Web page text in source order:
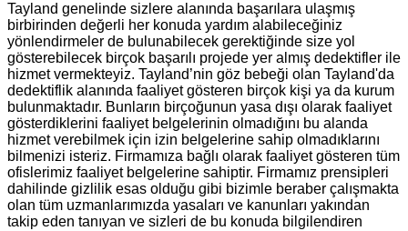
Tayland genelinde sizlere alanında başarılara ulaşmış
birbirinden değerli her konuda yardım alabileceğiniz
yönlendirmeler de bulunabilecek gerektiğinde size yol
gösterebilecek birçok başarılı projede yer almış dedektifler ile
hizmet vermekteyiz. Tayland’nin göz bebeği olan Tayland'da
dedektiflik alanında faaliyet gösteren birçok kişi ya da kurum
bulunmaktadır. Bunların birçoğunun yasa dışı olarak faaliyet
gösterdiklerini faaliyet belgelerinin olmadığını bu alanda
hizmet verebilmek için izin belgelerine sahip olmadıklarını
bilmenizi isteriz. Firmamıza bağlı olarak faaliyet gösteren tüm
ofislerimiz faaliyet belgelerine sahiptir. Firmamız prensipleri
dahilinde gizlilik esas olduğu gibi bizimle beraber çalışmakta
olan tüm uzmanlarımızda yasaları ve kanunları yakından
takip eden tanıyan ve sizleri de bu konuda bilgilendiren